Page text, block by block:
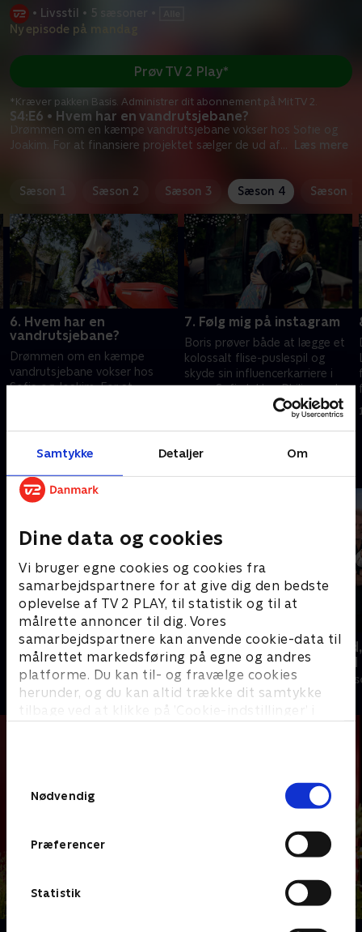
Samtykke Detaljer Om
Dine data og cookies
Vi bruger egne cookies og cookies fra
samarbejdspartnere for at give dig den bedste
oplevelse af TV 2 PLAY, til statistik og til at
målrette annoncer til dig. Vores
samarbejdspartnere kan anvende cookie-data til
målrettet markedsføring på egne og andres
platforme. Du kan til- og fravælge cookies
herunder, og du kan altid trække dit samtykke
tilbage ved at klikke på ’Cookie-indstillinger’ i
Nødvendig
Præferencer
Statistik
• Livsstil • 5 sæsoner
Ny episode på mandag
S4:E6 • Hvem har en vandrutsjebane?
Drømmen om en kæmpe vandrutsjebane vokser hos Sofie og
Joakim. For at finansiere projektet sælger de ud af... Læs mere
Prøv TV 2 Play*
*Kræver pakken Basis. Administrer dit abonnement på Mit TV 2.
Sæson 1 Sæson 2 Sæson 3 Sæson 4 Sæson 5
6. Hvem har en
vandrutsjebane?
Drømmen om en kæmpe
vandrutsjebane vokser hos
Sofie og Joakim. For at
køber en stak skrabelodder.
7. Følg mig på instagram
Boris prøver både at lægge et
kolossalt flise-puslespil og
skyde sin influencerkarriere i
gang. Sofie lokker Philip med
ud på jagt efter nye møbler.
10. november 2025 • 30 min
Andre så også
Helt sort
Livsstil • 7 sæsoner
beliggenhed
Livsstil • 18